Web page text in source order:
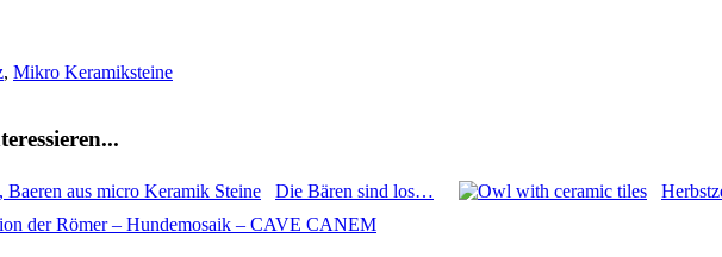
, Mikro Keramiksteine
Die Bären sind los…
der Römer – Hundemosaik – CAVE CANEM